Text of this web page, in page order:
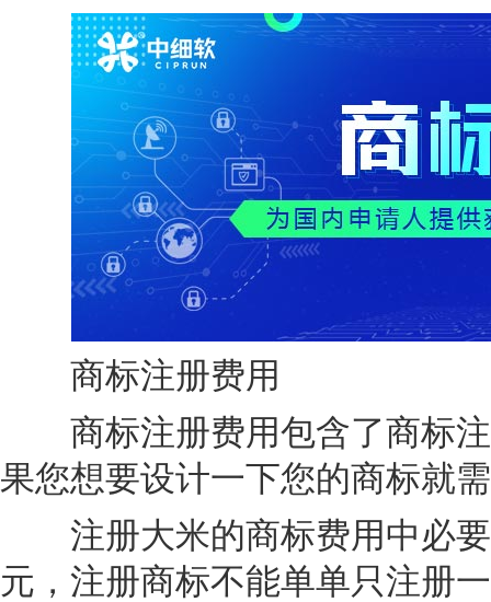
商标注册费用
商标注册费用包含了商标注
果您想要设计一下您的商标就
注册大米的商标费用中必要
元，注册商标不能单单只注册